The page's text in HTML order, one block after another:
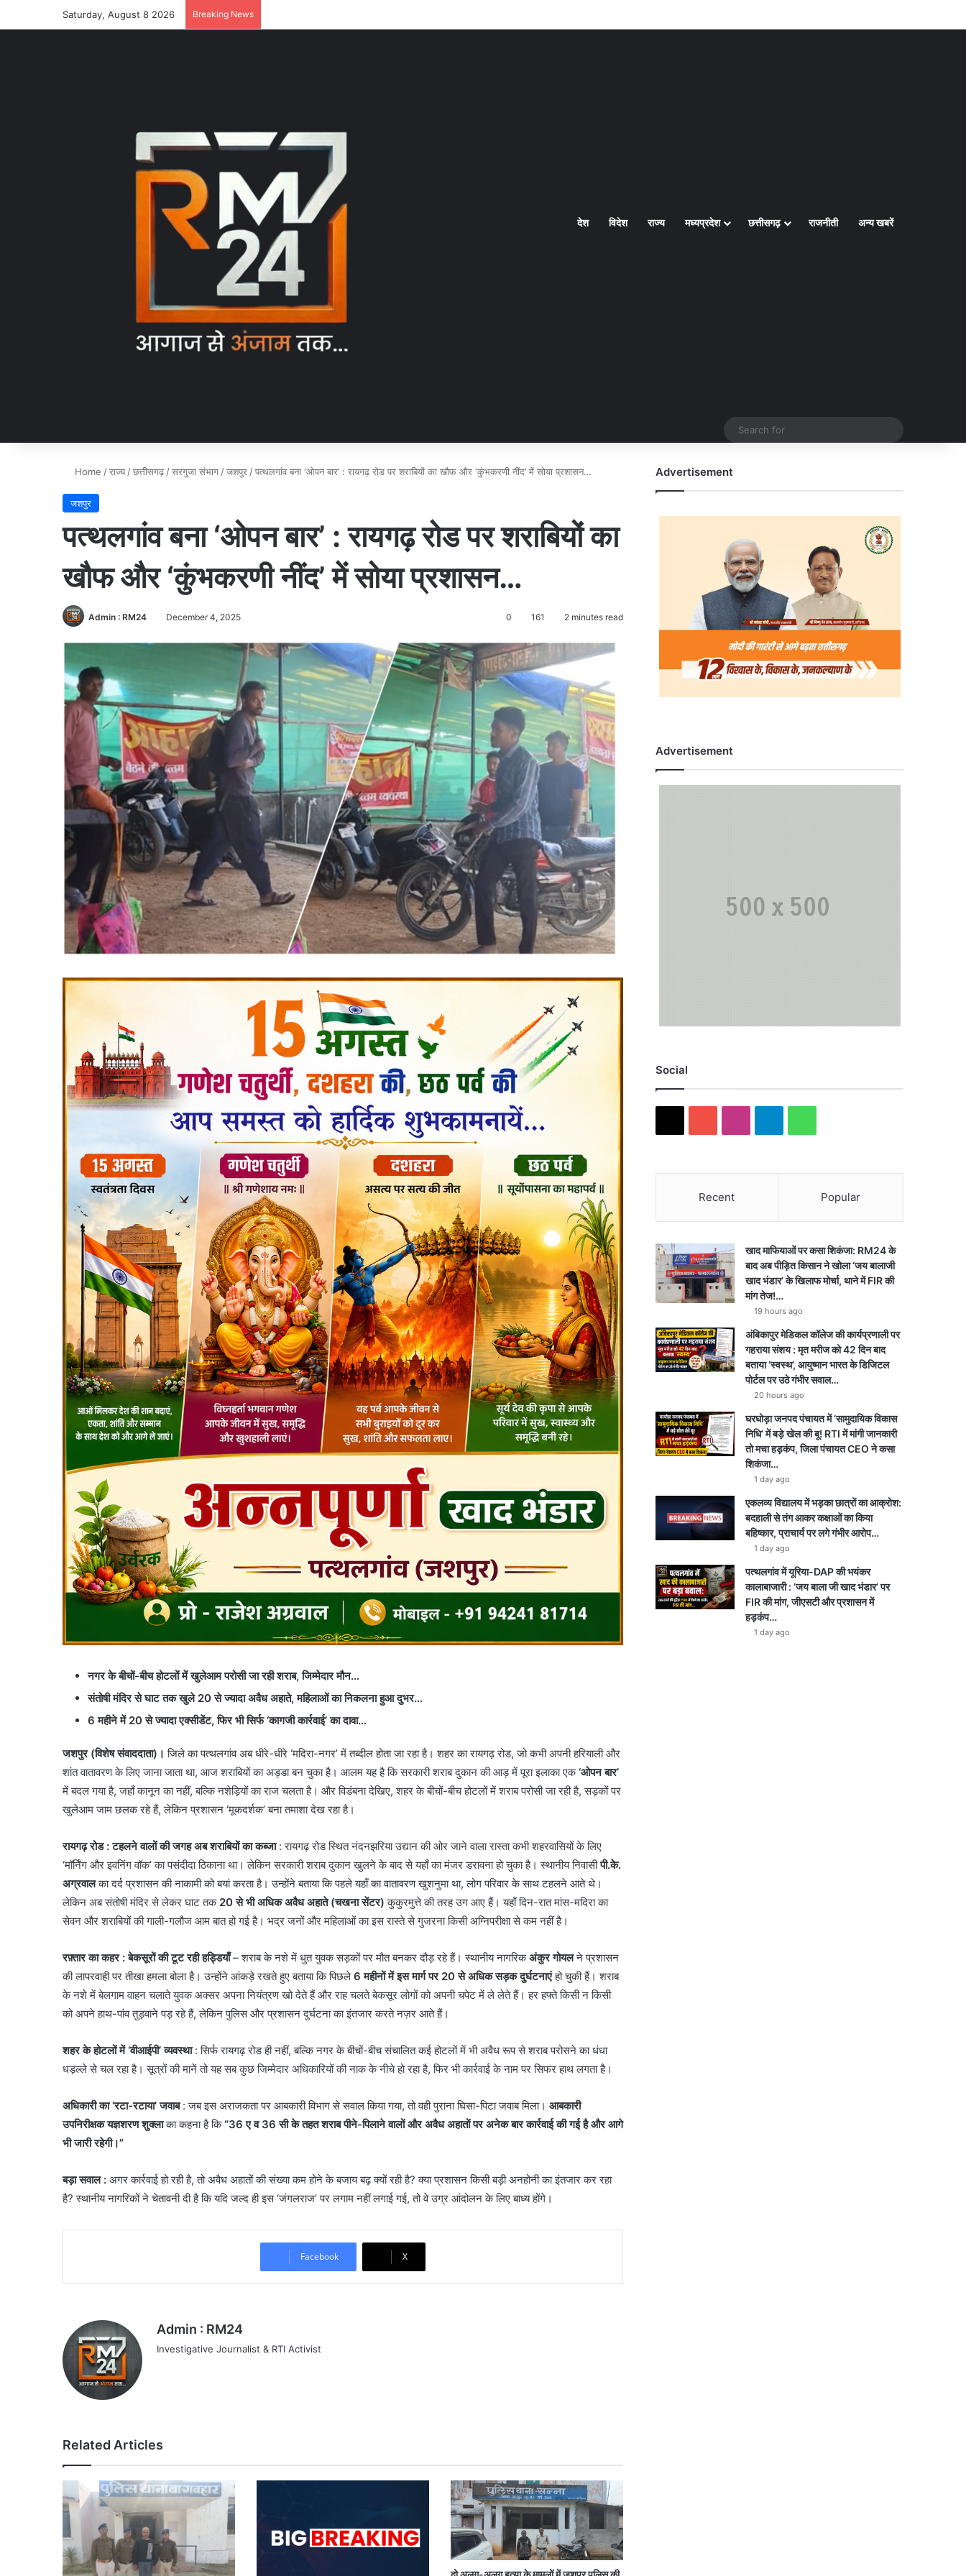
Saturday, August 8 2026 Breaking News
Homeदेश विदेश राज्य मध्यप्रदेश छत्तीसगढ़ राजनीती अन्य खबरें
Home /राज्य /छत्तीसगढ़ /सरगुजा संभाग /जशपुर /पत्थलगांव बना ‘ओपन बार’ : रायगढ़ रोड पर शराबियों का खौफ और ‘कुंभकरणी नींद’ में सोया प्रशासन…
जशपुर
पत्थलगांव बना ‘ओपन बार’ : रायगढ़ रोड पर शराबियों का
खौफ और ‘कुंभकरणी नींद’ में सोया प्रशासन…
Admin : RM24 December 4, 2025 0 161 2 minutes read
नगर के बीचों-बीच होटलों में खुलेआम परोसी जा रही शराब, जिम्मेदार मौन…
संतोषी मंदिर से घाट तक खुले 20 से ज्यादा अवैध अहाते, महिलाओं का निकलना हुआ दुभर…
6 महीने में 20 से ज्यादा एक्सीडेंट, फिर भी सिर्फ ‘कागजी कार्रवाई’ का दावा…
जशपुर (विशेष संवाददाता)। जिले का पत्थलगांव अब धीरे-धीरे ‘मदिरा-नगर’ में तब्दील होता जा रहा है। शहर का रायगढ़ रोड, जो कभी अपनी हरियाली और
शांत वातावरण के लिए जाना जाता था, आज शराबियों का अड्डा बन चुका है। आलम यह है कि सरकारी शराब दुकान की आड़ में पूरा इलाका एक‘ओपन बार’
में बदल गया है, जहाँ कानून का नहीं, बल्कि नशेड़ियों का राज चलता है। और विडंबना देखिए, शहर के बीचों-बीच होटलों में शराब परोसी जा रही है, सड़कों पर
खुलेआम जाम छलक रहे हैं, लेकिन प्रशासन ‘मूकदर्शक’ बना तमाशा देख रहा है।
रायगढ़ रोड : टहलने वालों की जगह अब शराबियों का कब्जा: रायगढ़ रोड स्थित नंदनझरिया उद्यान की ओर जाने वाला रास्ता कभी शहरवासियों के लिए
‘मॉर्निंग और इवनिंग वॉक’ का पसंदीदा ठिकाना था। लेकिन सरकारी शराब दुकान खुलने के बाद से यहाँ का मंजर डरावना हो चुका है। स्थानीय निवासीपी.के.
अग्रवालका दर्द प्रशासन की नाकामी को बयां करता है। उन्होंने बताया कि पहले यहाँ का वातावरण खुशनुमा था, लोग परिवार के साथ टहलने आते थे।
लेकिन अब संतोषी मंदिर से लेकर घाट तक 20 से भी अधिक अवैध अहाते (चखना सेंटर) कुकुरमुत्ते की तरह उग आए हैं। यहाँ दिन-रात मांस-मदिरा का
सेवन और शराबियों की गाली-गलौज आम बात हो गई है। भद्र जनों और महिलाओं का इस रास्ते से गुजरना किसी अग्निपरीक्षा से कम नहीं है।
रफ़्तार का कहर : बेकसूरों की टूट रही हड्डियाँ– शराब के नशे में धुत युवक सड़कों पर मौत बनकर दौड़ रहे हैं। स्थानीय नागरिकअंकुर गोयलने प्रशासन
की लापरवाही पर तीखा हमला बोला है। उन्होंने आंकड़े रखते हुए बताया कि पिछले 6 महीनों में इस मार्ग पर 20 से अधिक सड़क दुर्घटनाएंहो चुकी हैं। शराब
के नशे में बेलगाम वाहन चलाते युवक अक्सर अपना नियंत्रण खो देते हैं और राह चलते बेकसूर लोगों को अपनी चपेट में ले लेते हैं। हर हफ्ते किसी न किसी
को अपने हाथ-पांव तुड़वाने पड़ रहे हैं, लेकिन पुलिस और प्रशासन दुर्घटना का इंतजार करते नज़र आते हैं।
शहर के होटलों में ‘वीआईपी’ व्यवस्था: सिर्फ रायगढ़ रोड ही नहीं, बल्कि नगर के बीचों-बीच संचालित कई होटलों में भी अवैध रूप से शराब परोसने का धंधा
धड़ल्ले से चल रहा है। सूत्रों की मानें तो यह सब कुछ जिम्मेदार अधिकारियों की नाक के नीचे हो रहा है, फिर भी कार्रवाई के नाम पर सिफर हाथ लगता है।
अधिकारी का ‘रटा-रटाया’ जवाब: जब इस अराजकता पर आबकारी विभाग से सवाल किया गया, तो वही पुराना घिसा-पिटा जवाब मिला। आबकारी
उपनिरीक्षक यज्ञशरण शुक्लाका कहना है कि“36 ए व 36 सी के तहत शराब पीने-पिलाने वालों और अवैध अहातों पर अनेक बार कार्रवाई की गई है और आगे
भी जारी रहेगी।”
बड़ा सवाल : अगर कार्रवाई हो रही है, तो अवैध अहातों की संख्या कम होने के बजाय बढ़ क्यों रही है? क्या प्रशासन किसी बड़ी अनहोनी का इंतजार कर रहा
है? स्थानीय नागरिकों ने चेतावनी दी है कि यदि जल्द ही इस ‘जंगलराज’ पर लगाम नहीं लगाई गई, तो वे उग्र आंदोलन के लिए बाध्य होंगे।
Facebook X
Admin : RM24
Investigative Journalist & RTI Activist
Related Articles
Advertisement
Advertisement
Social
Recent Popular
खाद माफियाओं पर कसा शिकंजा: RM24 के
बाद अब पीड़ित किसान ने खोला ‘जय बालाजी
खाद भंडार’ के खिलाफ मोर्चा, थाने में FIR की
मांग तेज!…
19 hours ago
अंबिकापुर मेडिकल कॉलेज की कार्यप्रणाली पर
गहराया संशय : मृत मरीज को 42 दिन बाद
बताया ‘स्वस्थ’, आयुष्मान भारत के डिजिटल
पोर्टल पर उठे गंभीर सवाल…
20 hours ago
घरघोड़ा जनपद पंचायत में ‘सामुदायिक विकास
निधि’ में बड़े खेल की बू! RTI में मांगी जानकारी
तो मचा हड़कंप, जिला पंचायत CEO ने कसा
शिकंजा…
1 day ago
एकलव्य विद्यालय में भड़का छात्रों का आक्रोश:
बदहाली से तंग आकर कक्षाओं का किया
बहिष्कार, प्राचार्य पर लगे गंभीर आरोप…
1 day ago
पत्थलगांव में यूरिया-DAP की भयंकर
कालाबाजारी : ‘जय बाला जी खाद भंडार’ पर
FIR की मांग, जीएसटी और प्रशासन में
हड़कंप…
1 day ago